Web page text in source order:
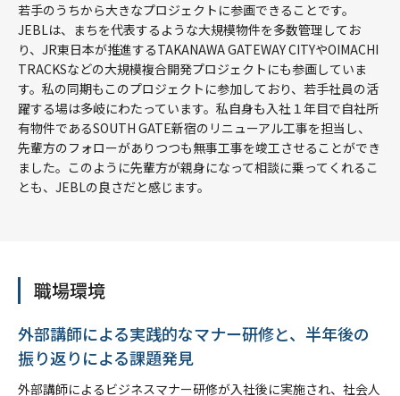
若手のうちから大きなプロジェクトに参画できることです。
JEBLは、まちを代表するような大規模物件を多数管理してお
り、JR東日本が推進するTAKANAWA GATEWAY CITYやOIMACHI
TRACKSなどの大規模複合開発プロジェクトにも参画していま
す。私の同期もこのプロジェクトに参加しており、若手社員の活
躍する場は多岐にわたっています。私自身も入社１年目で自社所
有物件であるSOUTH GATE新宿のリニューアル工事を担当し、
先輩方のフォローがありつつも無事工事を竣工させることができ
ました。このように先輩方が親身になって相談に乗ってくれるこ
とも、JEBLの良さだと感じます。
職場環境
外部講師による実践的なマナー研修と、半年後の
振り返りによる課題発見
外部講師によるビジネスマナー研修が入社後に実施され、社会人